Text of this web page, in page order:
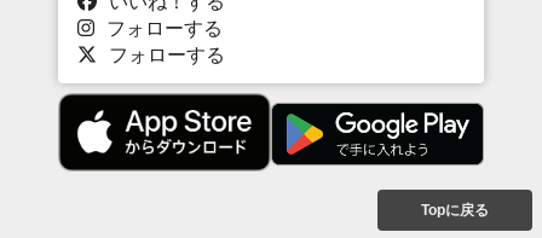
フォローする
フォローする
Topに戻る